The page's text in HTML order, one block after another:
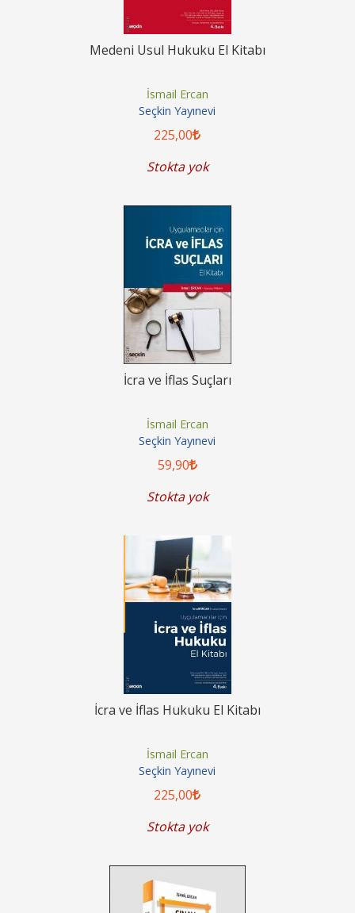
Medeni Usul Hukuku El Kitabı
İsmail Ercan
Seçkin Yayınevi
225,00
Stokta yok
İcra ve İflas Suçları
İsmail Ercan
Seçkin Yayınevi
59,90
Stokta yok
İcra ve İflas Hukuku El Kitabı
İsmail Ercan
Seçkin Yayınevi
225,00
Stokta yok